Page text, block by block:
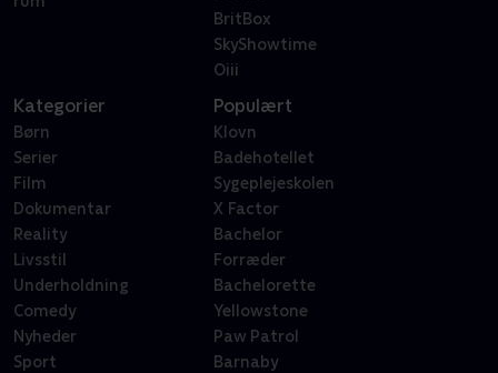
BritBox
SkyShowtime
Oiii
Kategorier
Børn
Serier
Film
Dokumentar
Reality
Livsstil
Underholdning
Comedy
Nyheder
Sport
Populært
Klovn
Badehotellet
Sygeplejeskolen
X Factor
Bachelor
Forræder
Bachelorette
Yellowstone
Paw Patrol
Barnaby